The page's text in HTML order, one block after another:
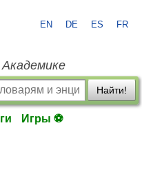
EN DE ES FR
Найти!
Игры ⚽